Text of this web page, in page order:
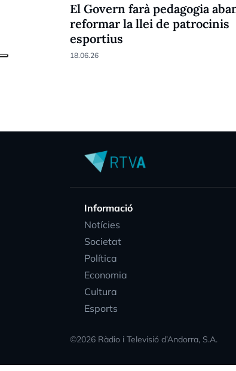
El Govern farà pedagogia
reformar la llei de patrocinis
esportius
18.06.26
Informació
Notícies
Societat
Política
Economia
Cultura
Esports
©2026 Ràdio i Televisió d’Andorra, S.A.